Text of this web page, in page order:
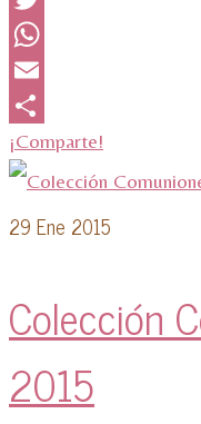
Twitter
WhatsApp
Email
¡Comparte!
29 Ene 2015
Colección
2015